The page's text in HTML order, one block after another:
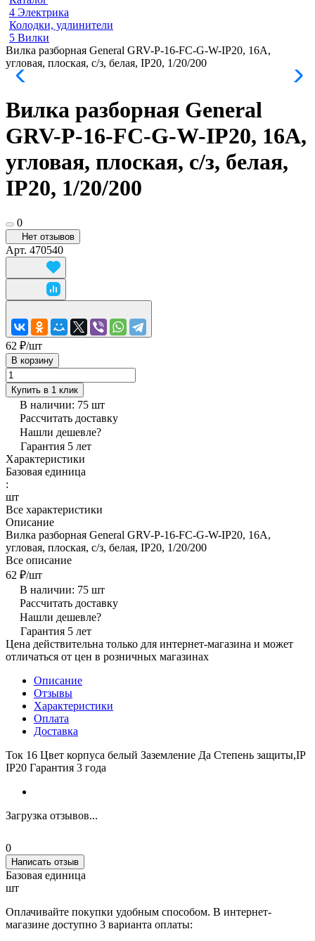
4 Электрика
Колодки, удлинители
5 Вилки
Вилка разборная General GRV-P-16-FС-G-W-IP20, 16А,
угловая, плоская, с/з, белая, IP20, 1/20/200
Вилка разборная General
GRV-P-16-FС-G-W-IP20, 16А,
угловая, плоская, с/з, белая,
IP20, 1/20/200
0
Нет отзывов
Арт. 470540
62 ₽/шт
В корзину
Купить в 1 клик
В наличии: 75 шт
Рассчитать доставку
Нашли дешевле?
Гарантия 5 лет
Характеристики
Базовая единица
:
шт
Все характеристики
Описание
Вилка разборная General GRV-P-16-FС-G-W-IP20, 16А,
угловая, плоская, с/з, белая, IP20, 1/20/200
Все описание
62 ₽/шт
В наличии: 75 шт
Рассчитать доставку
Нашли дешевле?
Гарантия 5 лет
Цена действительна только для интернет-магазина и может
отличаться от цен в розничных магазинах
Описание
Отзывы
Характеристики
Оплата
Доставка
Ток 16 Цвет корпуса белый Заземление Да Степень защиты,IP
IP20 Гарантия 3 года
Загрузка отзывов...
0
Написать отзыв
Базовая единица
шт
Оплачивайте покупки удобным способом. В интернет-
магазине доступно 3 варианта оплаты: